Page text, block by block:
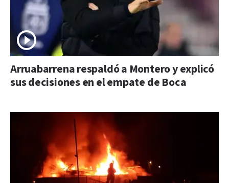
Arruabarrena respaldó a Montero y explicó
sus decisiones en el empate de Boca